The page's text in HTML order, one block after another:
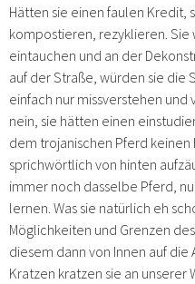
Hätten sie einen faulen Kredit,
kompostieren, rezyklieren.
eintauchen und an der
auf der Straße, würden sie die
einfach nur missverstehen und
nein, sie hätten einen
dem trojanischen Pferd keinen
sprichwörtlich von hinten
immer noch dasselbe Pferd,
lernen. Was sie natürlich eh
Möglichkeiten und Grenzen
diesem dann von Innen auf die
Kratzen kratzen sie an unserer